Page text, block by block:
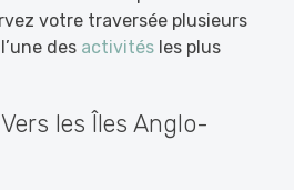
votre traversée plusieurs
des activités les plus
les Îles Anglo-